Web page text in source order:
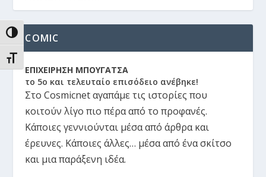
ΕΝΑΛΛΑΓΉ ΥΨΗΛΉΣ ΑΝΤΊΘΕΣΗΣ
ΕΝΑΛΛΑΓΉ ΜΕΓΈΘΟΥΣ ΓΡΑΜΜΆΤΩΝ
COMIC
ΕΠΙΧΕΙΡΗΣΗ ΜΠΟΥΓΑΤΣΑ
το 5ο και τελευταίο επισόδειο ανέβηκε!
Στο Cosmicnet αγαπάμε τις ιστορίες που
κοιτούν λίγο πιο πέρα από το προφανές.
Κάποιες γεννιούνται μέσα από άρθρα και
έρευνες. Κάποιες άλλες… μέσα από ένα σκίτσο
και μια παράξενη ιδέα.